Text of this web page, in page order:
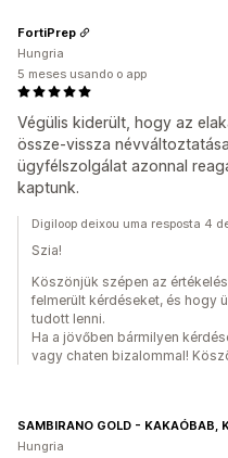
Végülis kiderült, hogy az
össze-vissza
ügyfélszolgálat azonnal
kaptunk.
FortiPrep
Hungria
5 meses usando o app
Digiloop deixou uma resposta 4
Szia!
Köszönjük szépen az
felmerült kérdéseket, és hogy
tudott lenni.
Ha a jövőben bármilyen
vagy chaten bizalommal!
Hungria